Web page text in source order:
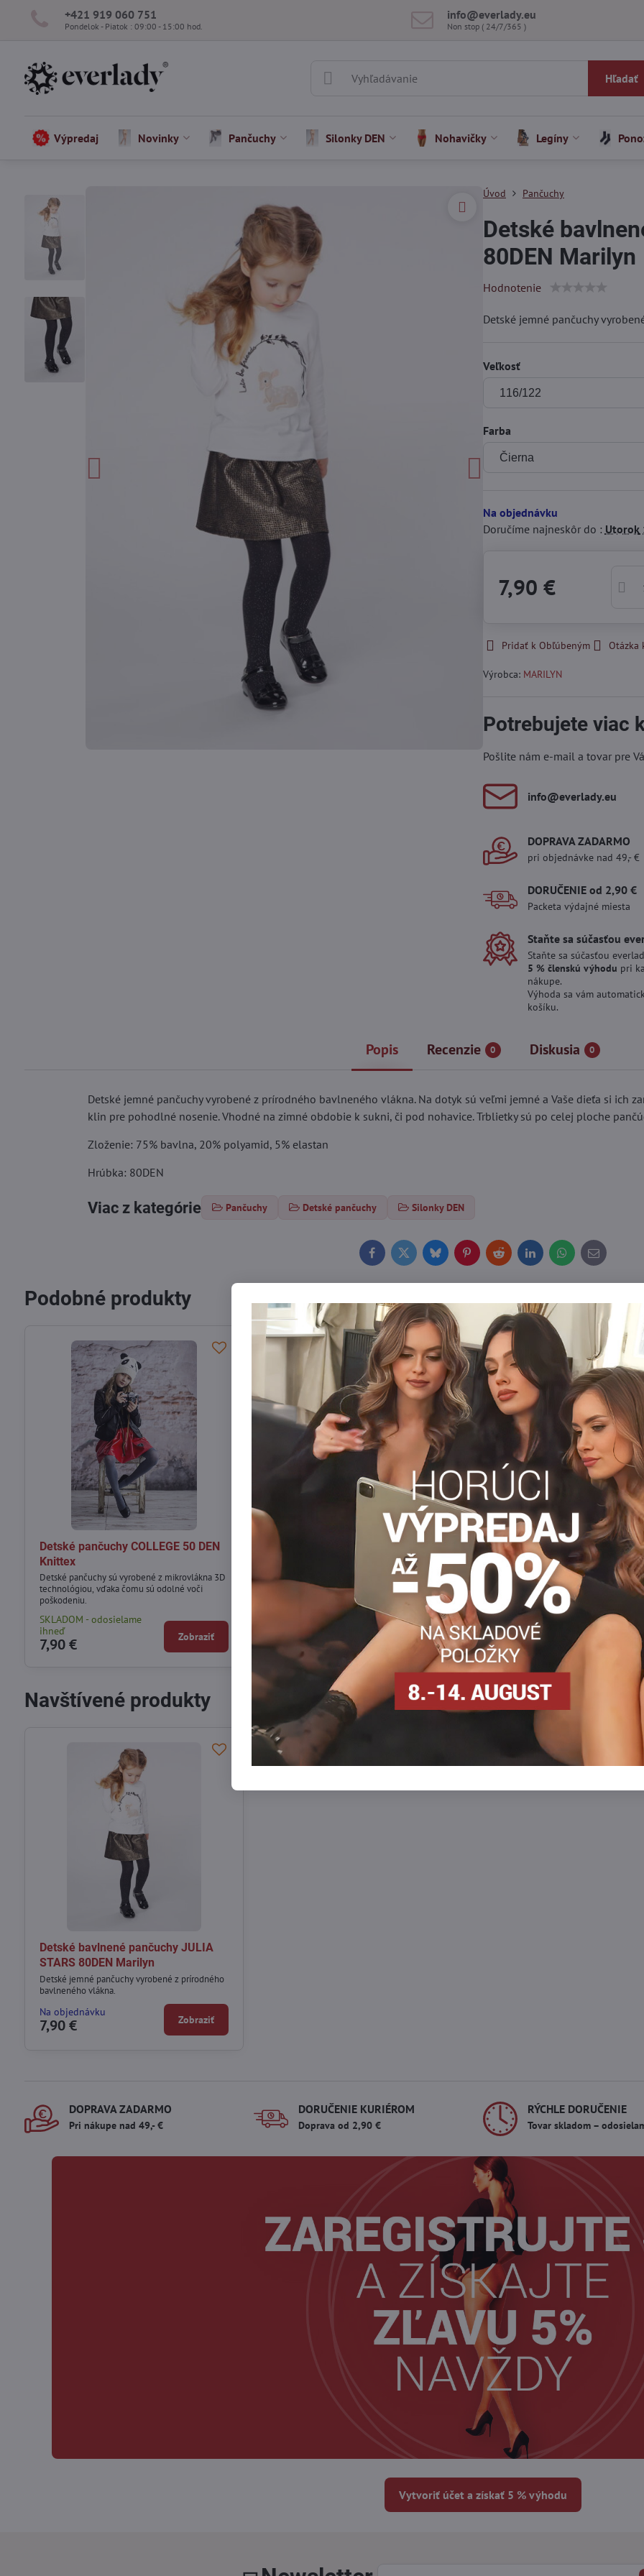
+421 919 060 751
Pondelok - Piatok : 09:00 - 15:00 hod.
info​@everlady​.eu
Non stop ( 24/7/365 )
Hľadať
Výpredaj Novinky Pančuchy Silonky DEN Nohavičky Legíny
Úvod Pančuchy
Detské
80DEN Marilyn
Hodnotenie
Detské jemné pančuchy
Veľkosť
Farba
Na objednávku
Doručíme najneskôr do : Utorok
7,90 €
Pridať k Obľúbeným Otázka
Výrobca: MARILYN
Potrebujete viac
Pošlite nám e-mail a tovar pre
info​@everlady​.eu
DOPRAVA ZADARMO
pri objednávke nad 49,- €
DORUČENIE od 2,90 €
Packeta výdajné miesta
Staňte sa súčasťou
Staňte sa súčasťou
5 % členskú výhodu pri
nákupe.
Výhoda sa vám
košíku.
Popis Recenzie 0 Diskusia 0
Detské jemné pančuchy vyrobené z prírodného bavlneného vlákna. Na dotyk sú veľmi jemné a Vaše dieťa si ich
klin pre pohodlné nosenie. Vhodné na zimné obdobie k sukni, či pod nohavice. Trblietky sú po celej ploche
Zloženie: 75% bavlna, 20% polyamid, 5% elastan
Hrúbka: 80DEN
Viac z kategórie Pančuchy Detské pančuchy Silonky DEN
FacebookTwitterBlueskyPinterestRedditLinkedInWhatsApp
E-
mail
Podobné produkty
Detské pančuchy COLLEGE 50 DEN
Knittex
Detské pančuchy sú vyrobené z mikrovlákna 3D
technológiou, vďaka čomu sú odolné voči
poškodeniu.
SKLADOM - odosielame
ihneď
7,90 € Zobraziť
Detské pančuchy CORINA 3D Knittex
Detské pančuchy CORINA 3D Knittex
Na objednávku
7,90 € Zobraziť
Dievčenské vzorované
BRENDA Knittex
Dievčenské pančuchy sú vyrobené z
SKLADOM - odosielame
ihneď
8,90 €
Navštívené produkty
Detské bavlnené pančuchy JULIA
STARS 80DEN Marilyn
Detské jemné pančuchy vyrobené z prírodného
bavlneného vlákna.
Na objednávku
7,90 € Zobraziť
DOPRAVA ZADARMO
Pri nákupe nad 49,- €
DORUČENIE KURIÉROM
Doprava od 2,90 €
RÝCHLE DORUČENIE
Tovar skladom –
Vytvoriť účet a získať 5 % výhodu